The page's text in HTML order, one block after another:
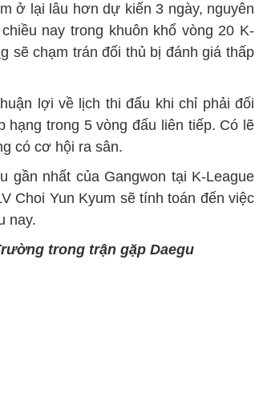
ở lại lâu hơn dự kiến 3 ngày, nguyên
nay trong khuôn khổ vòng 20 K-
sẽ chạm trán đối thủ bị đánh giá thấp
lợi về lịch thi đấu khi chỉ phải đối
trong 5 vòng đấu liên tiếp. Có lẽ
có cơ hội ra sân.
gần nhất của Gangwon tại K-League
Choi Yun Kyum sẽ tính toán đến việc
nay.
trong trận gặp Daegu